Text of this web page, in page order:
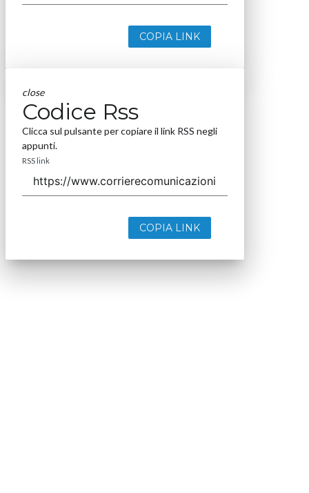
COPIA LINK
close
Codice Rss
Clicca sul pulsante per copiare il link RSS negli
appunti.
RSS link
COPIA LINK